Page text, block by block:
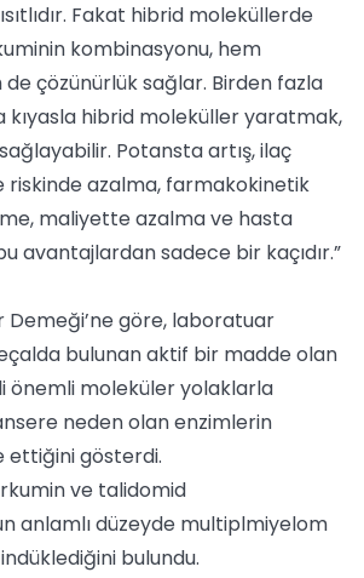
Fakat hibrid moleküllerde
kombinasyonu, hem
çözünürlük sağlar. Birden fazla
kıyasla hibrid moleküller yaratmak,
Potansta artış, ilaç
riskinde azalma, farmakokinetik
maliyette azalma ve hasta
avantajlardan sadece bir kaçıdır.”
Demeği’ne göre, laboratuar
bulunan aktif bir madde olan
önemli moleküler yolaklarla
neden olan enzimlerin
ettiğini gösterdi.
ve talidomid
anlamlı düzeyde multiplmiyelom
bulundu.